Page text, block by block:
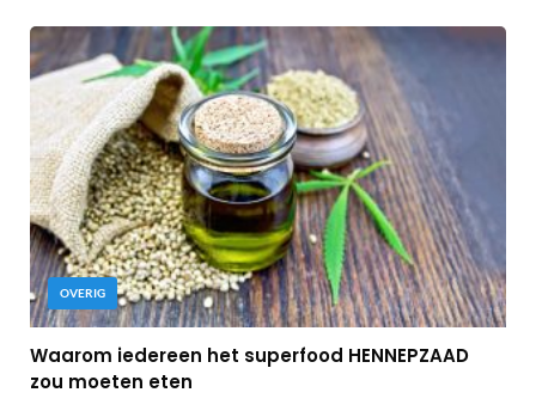
OVERIG
Waarom iedereen het superfood HENNEPZAAD
zou moeten eten